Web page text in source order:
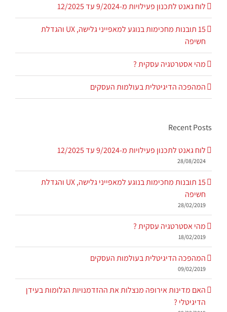
לוח גאנט לתכנון פעילויות מ-9/2024 עד 12/2025
15 תובנות מחכימות בנוגע למאפייני גלישה, UX והגדלת
חשיפה
מהי אסטרטגיה עסקית ?
המהפכה הדיגיטלית בעולמות העסקים
Recent Posts
לוח גאנט לתכנון פעילויות מ-9/2024 עד 12/2025
28/08/2024
15 תובנות מחכימות בנוגע למאפייני גלישה, UX והגדלת
חשיפה
28/02/2019
מהי אסטרטגיה עסקית ?
18/02/2019
המהפכה הדיגיטלית בעולמות העסקים
09/02/2019
האם מדינות אירופה מנצלות את ההזדמנויות הגלומות בעידן
הדיגיטלי ?